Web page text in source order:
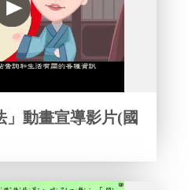
」動畫宣導影片(國